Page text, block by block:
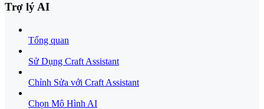
Trợ lý AI
Tổng quan
Sử Dụng Craft Assistant
Chỉnh Sửa với Craft Assistant
Chọn Mô Hình AI